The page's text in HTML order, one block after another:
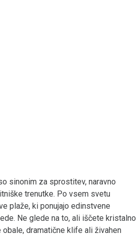
sinonim za sprostitev, naravno
trenutke. Po vsem svetu
plaže, ki ponujajo edinstvene
Ne glede na to, ali iščete kristalno
dramatične klife ali živahen